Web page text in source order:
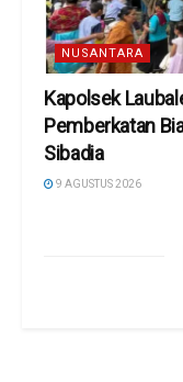
NUSANTARA
Kapolsek
Pemberkatan
Sibadia
9 AGUSTUS 2026